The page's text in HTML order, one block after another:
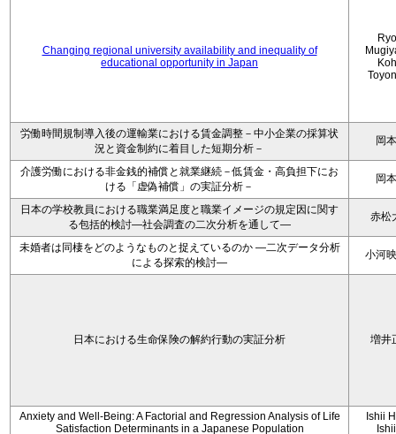
Changing regional university availability and inequality of
educational opportunity in Japan
労働時間規制導入後の運輸業における賃金調整－中小企業の採算状
況と資金制約に着目した短期分析－
岡
介護労働における非金銭的補償と就業継続－低賃金・高負担下にお
ける「虚偽補償」の実証分析－
岡
日本の学校教員における職業満足度と職業イメージの規定因に関す
る包括的検討―社会調査の二次分析を通して―
赤松
未婚者は同棲をどのようなものと捉えているのか —二次データ分析
による探索的検討—
小河
日本における生命保険の解約行動の実証分析 増井
Anxiety and Well-Being: A Factorial and Regression Analysis of Life
Satisfaction Determinants in a Japanese Population
Ishii